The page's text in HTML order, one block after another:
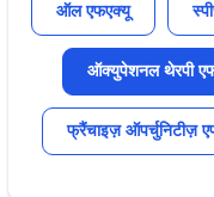
ऑल एफएक्यू
ऑक्युपेशनल थेरपी
फ्रैंचाइज़ ऑपर्चुनिटीज़